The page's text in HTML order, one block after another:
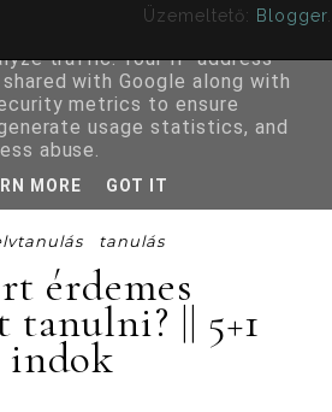
Üzemeltető: Blogger
tanulás
érdemes
tanulni? || 5+1
indok
from Google to deliver its
traffic. Your IP address
with Google along with
metrics to ensure
usage statistics, and
abuse.
MORE GOT IT